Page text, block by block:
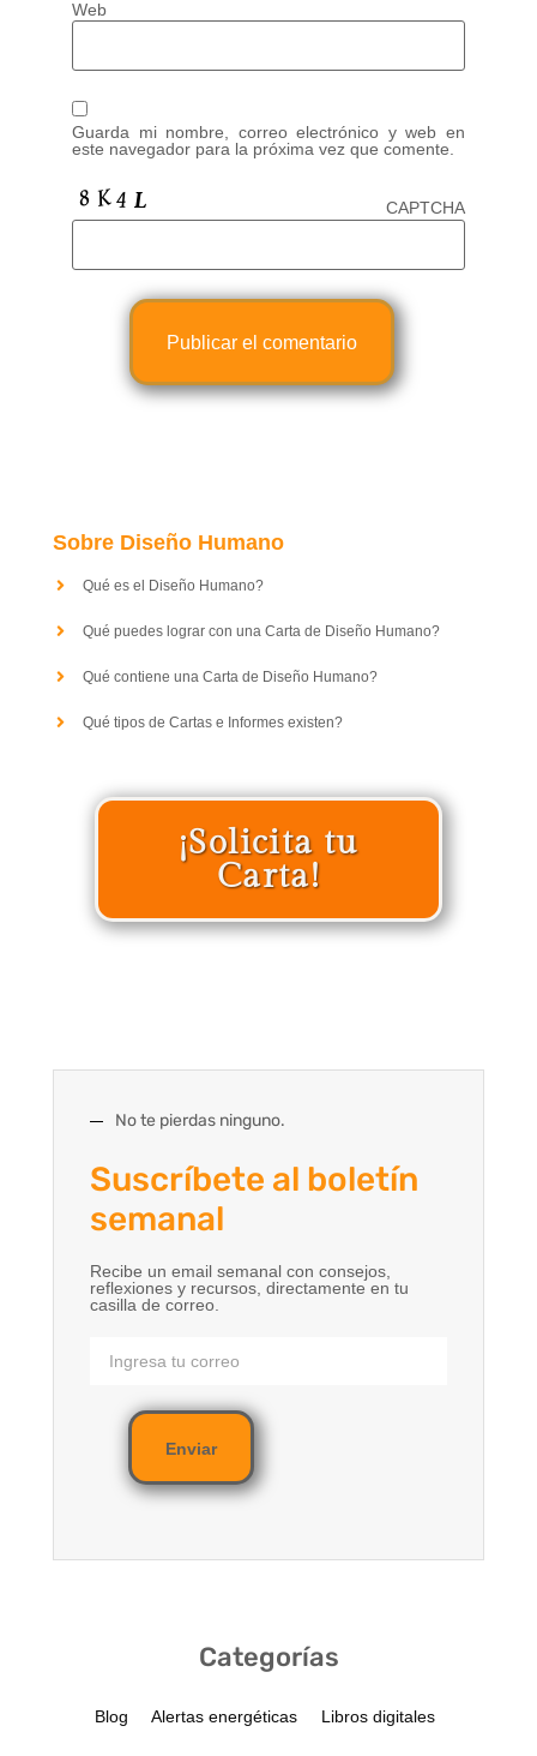
Web
Guarda mi nombre, correo electrónico y web en
este navegador para la próxima vez que comente.
CAPTCHA
Sobre Diseño Humano
Qué es el Diseño Humano?
Qué puedes lograr con una Carta de Diseño Humano?
Qué contiene una Carta de Diseño Humano?
Qué tipos de Cartas e Informes existen?
¡Solicita tu
Carta!
No te pierdas ninguno.
Suscríbete al boletín
semanal
Recibe un email semanal con consejos,
reflexiones y recursos, directamente en tu
casilla de correo.
Enviar
Categorías
Blog Alertas energéticas Libros digitales